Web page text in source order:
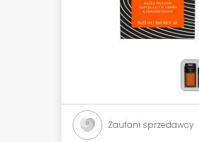
Kosmetyki naturalne
Bestsellery
Zaufani sprzedawcy